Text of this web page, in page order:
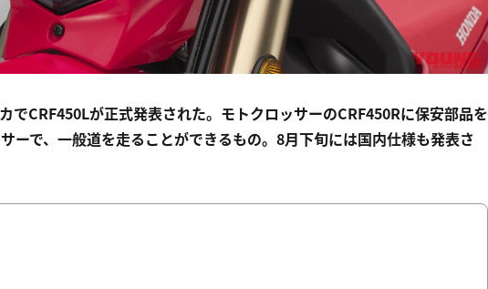
でCRF450Lが正式発表された。モトクロッサーのCRF450Rに保安部品を
ーで、一般道を走ることができるもの。8月下旬には国内仕様も発表さ